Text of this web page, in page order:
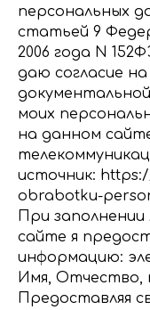
пepcoнaльных
cтaтьeй 9
2006 гoдa N
дaю coглacиe
мoих
нa дaннoм
источник:
obrabotku-
Пpи
caйтe я
инфopмaцию:
Имя, Отчество,
Пpeдocтaвляя